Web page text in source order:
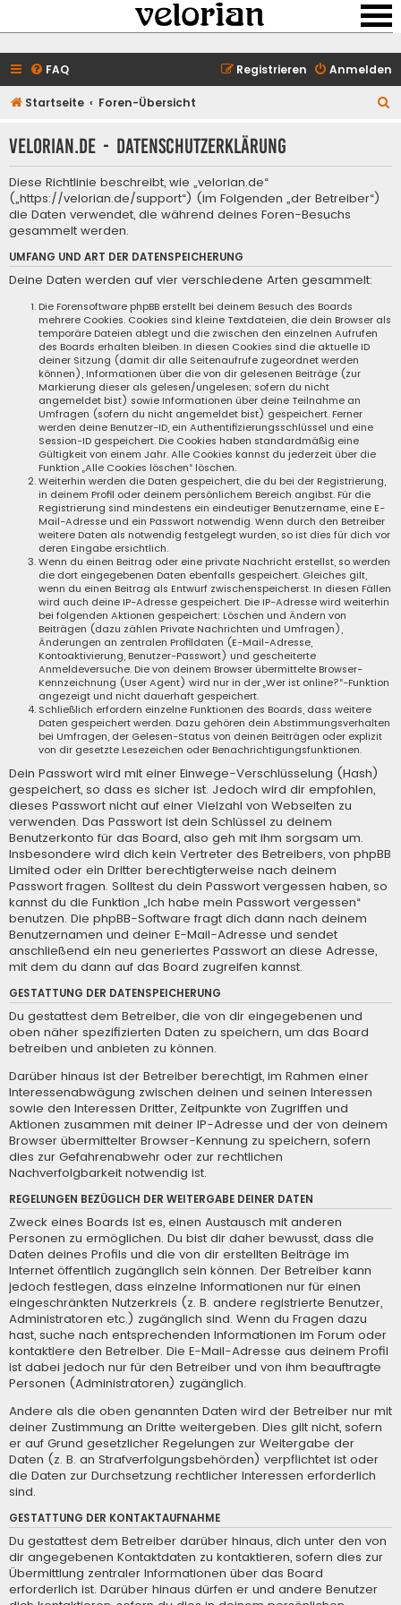
FAQ Anmelden
Registrieren
Startseite Foren-Übersicht
h
velorian.de - Datenschutzerklärung
Diese Richtlinie beschreibt, wie „velorian.de“
(„https://velorian.de/support“) (im Folgenden „der Betreiber“)
die Daten verwendet, die während deines Foren-Besuchs
gesammelt werden.
UMFANG UND ART DER DATENSPEICHERUNG
Deine Daten werden auf vier verschiedene Arten gesammelt:
Die Forensoftware phpBB erstellt bei deinem Besuch des Boards
mehrere Cookies. Cookies sind kleine Textdateien, die dein Browser als
temporäre Dateien ablegt und die zwischen den einzelnen Aufrufen
des Boards erhalten bleiben. In diesen Cookies sind die aktuelle ID
deiner Sitzung (damit dir alle Seitenaufrufe zugeordnet werden
können), Informationen über die von dir gelesenen Beiträge (zur
Markierung dieser als gelesen/ungelesen; sofern du nicht
angemeldet bist) sowie Informationen über deine Teilnahme an
Umfragen (sofern du nicht angemeldet bist) gespeichert. Ferner
werden deine Benutzer-ID, ein Authentifizierungsschlüssel und eine
Session-ID gespeichert. Die Cookies haben standardmäßig eine
Gültigkeit von einem Jahr. Alle Cookies kannst du jederzeit über die
Funktion „Alle Cookies löschen“ löschen.
Weiterhin werden die Daten gespeichert, die du bei der Registrierung,
in deinem Profil oder deinem persönlichem Bereich angibst. Für die
Registrierung sind mindestens ein eindeutiger Benutzername, eine E-
Mail-Adresse und ein Passwort notwendig. Wenn durch den Betreiber
weitere Daten als notwendig festgelegt wurden, so ist dies für dich vor
deren Eingabe ersichtlich.
Wenn du einen Beitrag oder eine private Nachricht erstellst, so werden
die dort eingegebenen Daten ebenfalls gespeichert. Gleiches gilt,
wenn du einen Beitrag als Entwurf zwischenspeicherst. In diesen Fällen
wird auch deine IP-Adresse gespeichert. Die IP-Adresse wird weiterhin
bei folgenden Aktionen gespeichert: Löschen und Ändern von
Beiträgen (dazu zählen Private Nachrichten und Umfragen),
Änderungen an zentralen Profildaten (E-Mail-Adresse,
Kontoaktivierung, Benutzer-Passwort) und gescheiterte
Anmeldeversuche. Die von deinem Browser übermittelte Browser-
Kennzeichnung (User Agent) wird nur in der „Wer ist online?“-Funktion
angezeigt und nicht dauerhaft gespeichert.
Schließlich erfordern einzelne Funktionen des Boards, dass weitere
Daten gespeichert werden. Dazu gehören dein Abstimmungsverhalten
bei Umfragen, der Gelesen-Status von deinen Beiträgen oder explizit
von dir gesetzte Lesezeichen oder Benachrichtigungsfunktionen.
Dein Passwort wird mit einer Einwege-Verschlüsselung (Hash)
gespeichert, so dass es sicher ist. Jedoch wird dir empfohlen,
dieses Passwort nicht auf einer Vielzahl von Webseiten zu
verwenden. Das Passwort ist dein Schlüssel zu deinem
Benutzerkonto für das Board, also geh mit ihm sorgsam um.
Insbesondere wird dich kein Vertreter des Betreibers, von phpBB
Limited oder ein Dritter berechtigterweise nach deinem
Passwort fragen. Solltest du dein Passwort vergessen haben, so
kannst du die Funktion „Ich habe mein Passwort vergessen“
benutzen. Die phpBB-Software fragt dich dann nach deinem
Benutzernamen und deiner E-Mail-Adresse und sendet
anschließend ein neu generiertes Passwort an diese Adresse,
mit dem du dann auf das Board zugreifen kannst.
GESTATTUNG DER DATENSPEICHERUNG
Du gestattest dem Betreiber, die von dir eingegebenen und
oben näher spezifizierten Daten zu speichern, um das Board
betreiben und anbieten zu können.
Darüber hinaus ist der Betreiber berechtigt, im Rahmen einer
Interessenabwägung zwischen deinen und seinen Interessen
sowie den Interessen Dritter, Zeitpunkte von Zugriffen und
Aktionen zusammen mit deiner IP-Adresse und der von deinem
Browser übermittelter Browser-Kennung zu speichern, sofern
dies zur Gefahrenabwehr oder zur rechtlichen
Nachverfolgbarkeit notwendig ist.
REGELUNGEN BEZÜGLICH DER WEITERGABE DEINER DATEN
Zweck eines Boards ist es, einen Austausch mit anderen
Personen zu ermöglichen. Du bist dir daher bewusst, dass die
Daten deines Profils und die von dir erstellten Beiträge im
Internet öffentlich zugänglich sein können. Der Betreiber kann
jedoch festlegen, dass einzelne Informationen nur für einen
eingeschränkten Nutzerkreis (z. B. andere registrierte Benutzer,
Administratoren etc.) zugänglich sind. Wenn du Fragen dazu
hast, suche nach entsprechenden Informationen im Forum oder
kontaktiere den Betreiber. Die E-Mail-Adresse aus deinem Profil
ist dabei jedoch nur für den Betreiber und von ihm beauftragte
Personen (Administratoren) zugänglich.
Andere als die oben genannten Daten wird der Betreiber nur mit
deiner Zustimmung an Dritte weitergeben. Dies gilt nicht, sofern
er auf Grund gesetzlicher Regelungen zur Weitergabe der
Daten (z. B. an Strafverfolgungsbehörden) verpflichtet ist oder
die Daten zur Durchsetzung rechtlicher Interessen erforderlich
sind.
GESTATTUNG DER KONTAKTAUFNAHME
Du gestattest dem Betreiber darüber hinaus, dich unter den von
dir angegebenen Kontaktdaten zu kontaktieren, sofern dies zur
Übermittlung zentraler Informationen über das Board
erforderlich ist. Darüber hinaus dürfen er und andere Benutzer